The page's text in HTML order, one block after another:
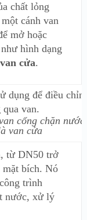
chất lỏng
cánh van
mở hoặc
hình dạng
van cửa.
cổng chặn
van cửa
từ DN50 trở
bích. Nó
trình
nước, xử lý